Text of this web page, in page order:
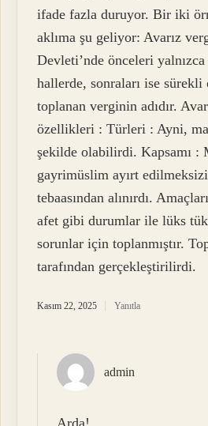
ifade fazla duruyor. Bir iki
aklıma şu geliyor: Avarız
Devleti’nde önceleri
hallerde, sonraları ise
toplanan verginin adıdır.
özellikleri : Türleri : Ayni,
şekilde olabilirdi. Kapsamı :
gayrimüslim ayırt
tebaasından alınırdı.
afet gibi durumlar ile lüks
sorunlar için toplanmıştır.
tarafından gerçekleştirilirdi.
Kasım 22, 2025 Yanıtla
admin